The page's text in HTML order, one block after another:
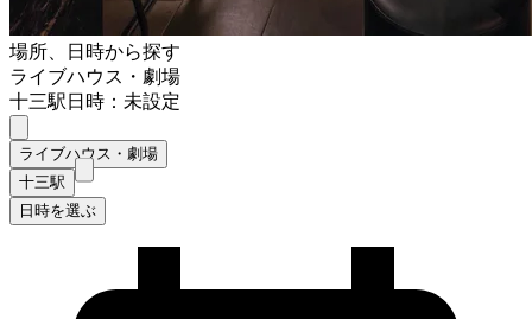
場所、日時から探す
ライブハウス・劇場
十三駅日時：未設定
ライブハウス・劇場
十三駅
日時を選ぶ